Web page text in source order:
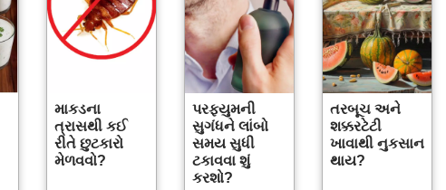
માકડના
ત્રાસથી કઈ
રીતે છુટકારો
મેળવવો?
પરફ્યુમની
સુગંધને લાંબો
સમય સુધી
ટકાવવા શું
કરશો?
તરબૂચ અને
શક્કરટેટી
ખાવાથી નુકસાન
થાય?